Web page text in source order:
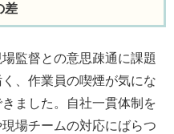
差
監督との意思疎通に課題
、作業員の喫煙が気にな
ました。自社一貫体制を
場チームの対応にばらつ